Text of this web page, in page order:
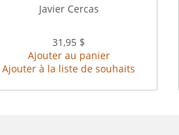
Javier Cercas
31,95 $
Ajouter au panier
Ajouter à la liste de souhaits